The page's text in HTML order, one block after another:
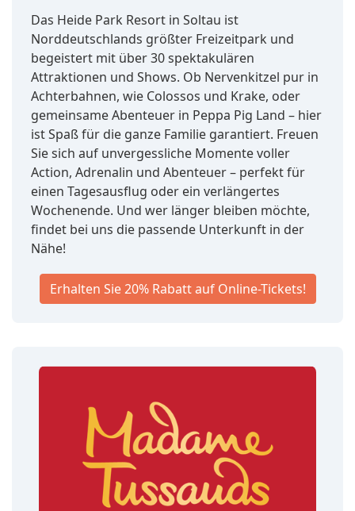
Das Heide Park Resort in Soltau ist
Norddeutschlands größter Freizeitpark und
begeistert mit über 30 spektakulären
Attraktionen und Shows. Ob Nervenkitzel pur in
Achterbahnen, wie Colossos und Krake, oder
gemeinsame Abenteuer in Peppa Pig Land – hier
ist Spaß für die ganze Familie garantiert. Freuen
Sie sich auf unvergessliche Momente voller
Action, Adrenalin und Abenteuer – perfekt für
einen Tagesausflug oder ein verlängertes
Wochenende. Und wer länger bleiben möchte,
findet bei uns die passende Unterkunft in der
Nähe!
Erhalten Sie 20% Rabatt auf Online-Tickets!